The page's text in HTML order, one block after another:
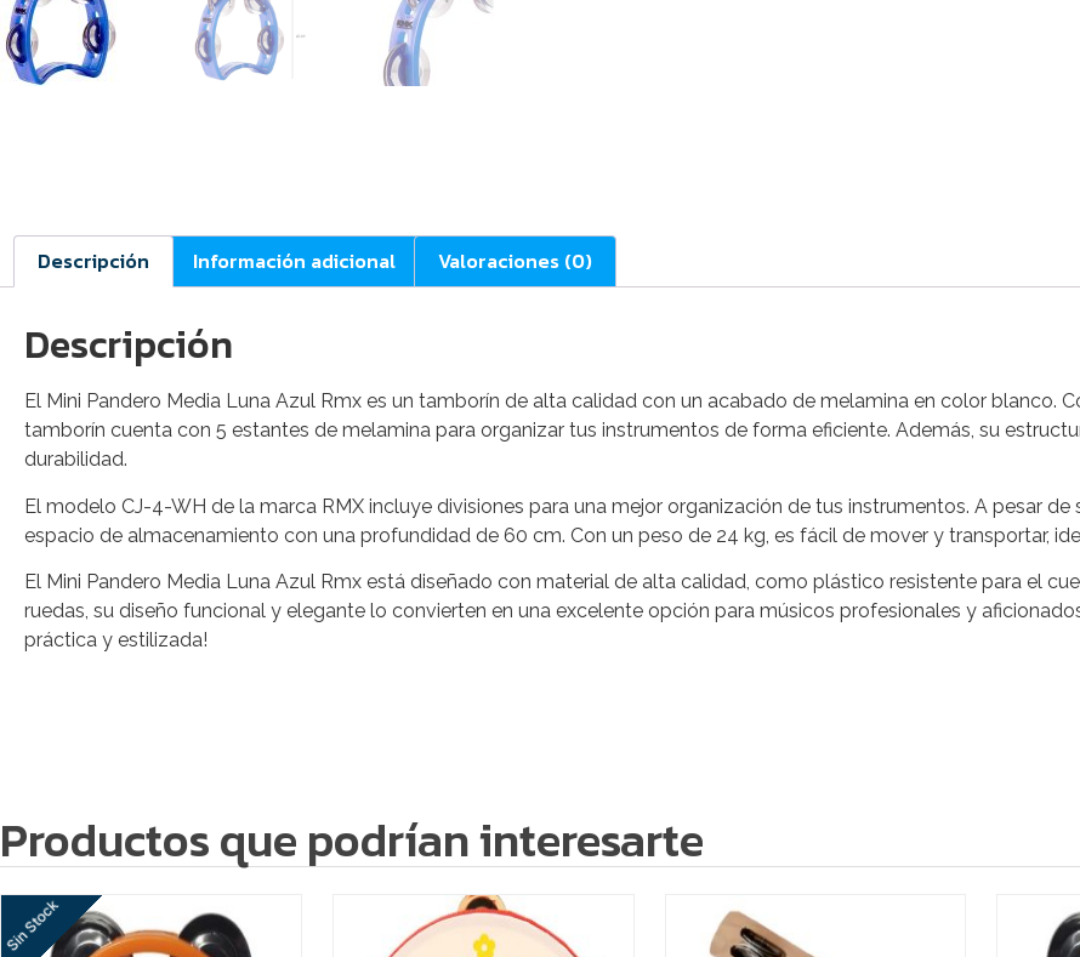
Descripción Información adicional Valoraciones (0)
Descripción
El Mini Pandero Media Luna Azul Rmx es un tamborín de alta calidad con un acabado de melamina en color blanco.
tamborín cuenta con 5 estantes de melamina para organizar tus instrumentos de forma eficiente. Además, su
durabilidad.
El modelo CJ-4-WH de la marca RMX incluye divisiones para una mejor organización de tus instrumentos. A pesar
espacio de almacenamiento con una profundidad de 60 cm. Con un peso de 24 kg, es fácil de mover y transportar,
El Mini Pandero Media Luna Azul Rmx está diseñado con material de alta calidad, como plástico resistente para el
ruedas, su diseño funcional y elegante lo convierten en una excelente opción para músicos profesionales y
práctica y estilizada!
Productos que podrían interesarte
Sin Stock